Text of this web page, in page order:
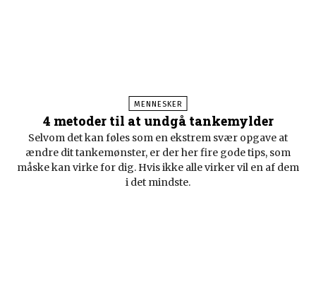
MENNESKER
4 metoder til at undgå tankemylder
Selvom det kan føles som en ekstrem svær opgave at
ændre dit tankemønster, er der her fire gode tips, som
måske kan virke for dig. Hvis ikke alle virker vil en af dem
i det mindste.